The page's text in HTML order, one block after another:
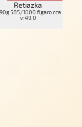
Retiazka
585/1000 figaro cca
v:49.0